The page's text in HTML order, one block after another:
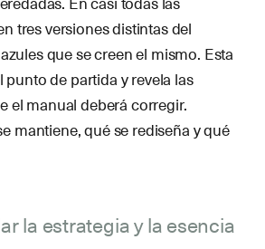
tres versiones distintas del
que se creen el mismo. Esta
de partida y revela las
el manual deberá corregir.
mantiene, qué se rediseña y qué
la estrategia y la esencia